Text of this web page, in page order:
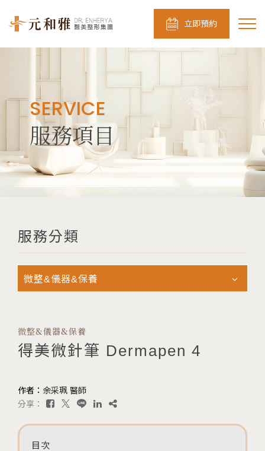
立即預約
SERVICE
服務項目
服務分類
微整&儀器&保養
微整&儀器&保養
得美微針筆 Dermapen 4
作者： 余采珮 醫師
分享：
目次